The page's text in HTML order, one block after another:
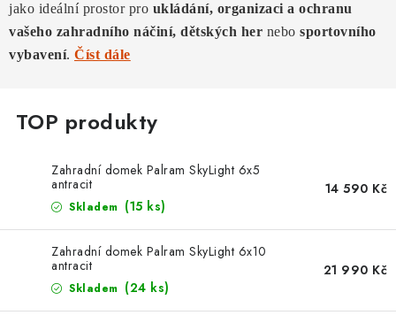
Kontakty
jako ideální prostor pro ukládání, organizaci a ochranu
vašeho zahradního náčiní, dětských her nebo sportovního
vybavení. Číst dále
Zahradní domek Palram SkyLight 6x5
antracit
Skladem (15 ks)
14 590 Kč
Zahradní domek Palram SkyLight 6x10
antracit
Skladem (24 ks)
21 990 Kč